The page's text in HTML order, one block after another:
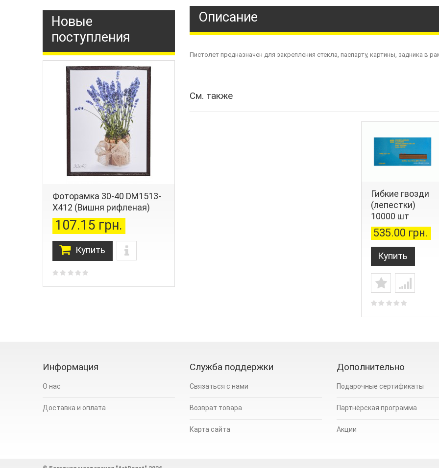
Новые
поступления
Фоторамка 30-40 DM1513-
X412 (Вишня рифленая)
107.15 грн.
Купить
Описание
Пистолет предназначен для закрепления стекла, паспарту, картины, задника в
См. также
Гибкие гвозди
(лепестки)
10000 шт
535.00 грн.
Купить
Информация
О нас
Доставка и оплата
Служба поддержки
Связаться с нами
Возврат товара
Карта сайта
Дополнительно
Подарочные сертификаты
Партнёрская программа
Акции